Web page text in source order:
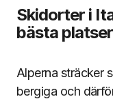
Skidorter i
bästa
Alperna sträcker
bergiga och